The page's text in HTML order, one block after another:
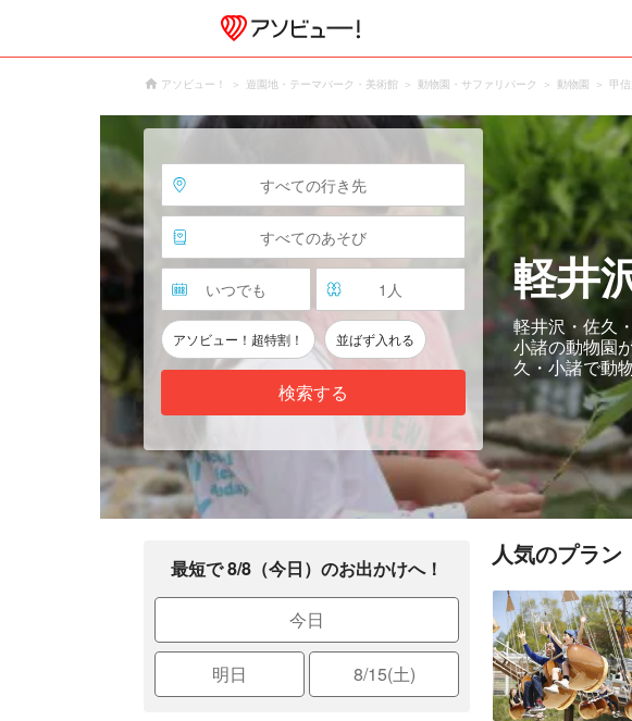
アソビュー！ 遊園地・テーマパーク・美術館 動物園・サファリパーク 動物園 甲
すべての行き先
すべてのあそび
いつでも 1 人
アソビュー！超特割！ 並ばず入れる
検索する
軽井
軽井沢・佐久
小諸の動物園
久・小諸で動
最短で 8/8（今日）のお出かけへ！
今日
明日 8/15(土)
人気のプラン